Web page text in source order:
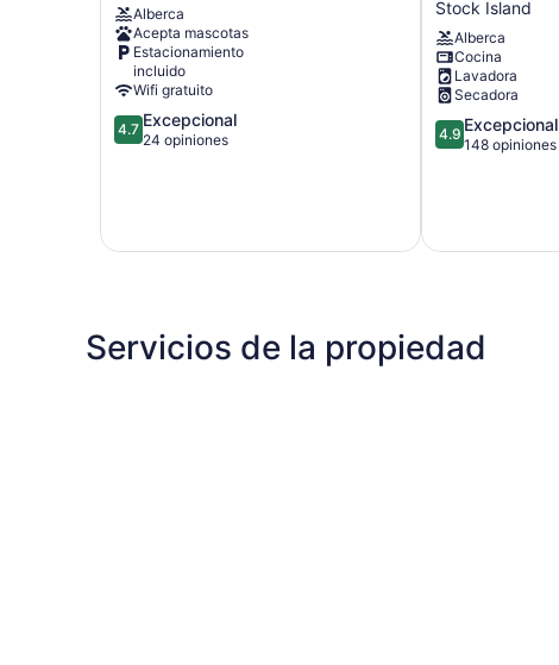
&
Cottages
Summerland
Key
Alberca
Acepta mascotas
Estacionamiento
incluido
Wifi gratuito
4.7
de
4.7 Excepcional
24 opiniones
HAMMOCK**
Pool
+
Last
Key
White
Glove
Stock Island
Alberca
Cocina
Lavadora
Secadora
4.9
de
4.9 Excepcional
148 opiniones
Servicios de la propiedad